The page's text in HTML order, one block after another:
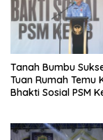
Tanah Bumbu
Tuan Rumah Temu
Bhakti Sosial PSM